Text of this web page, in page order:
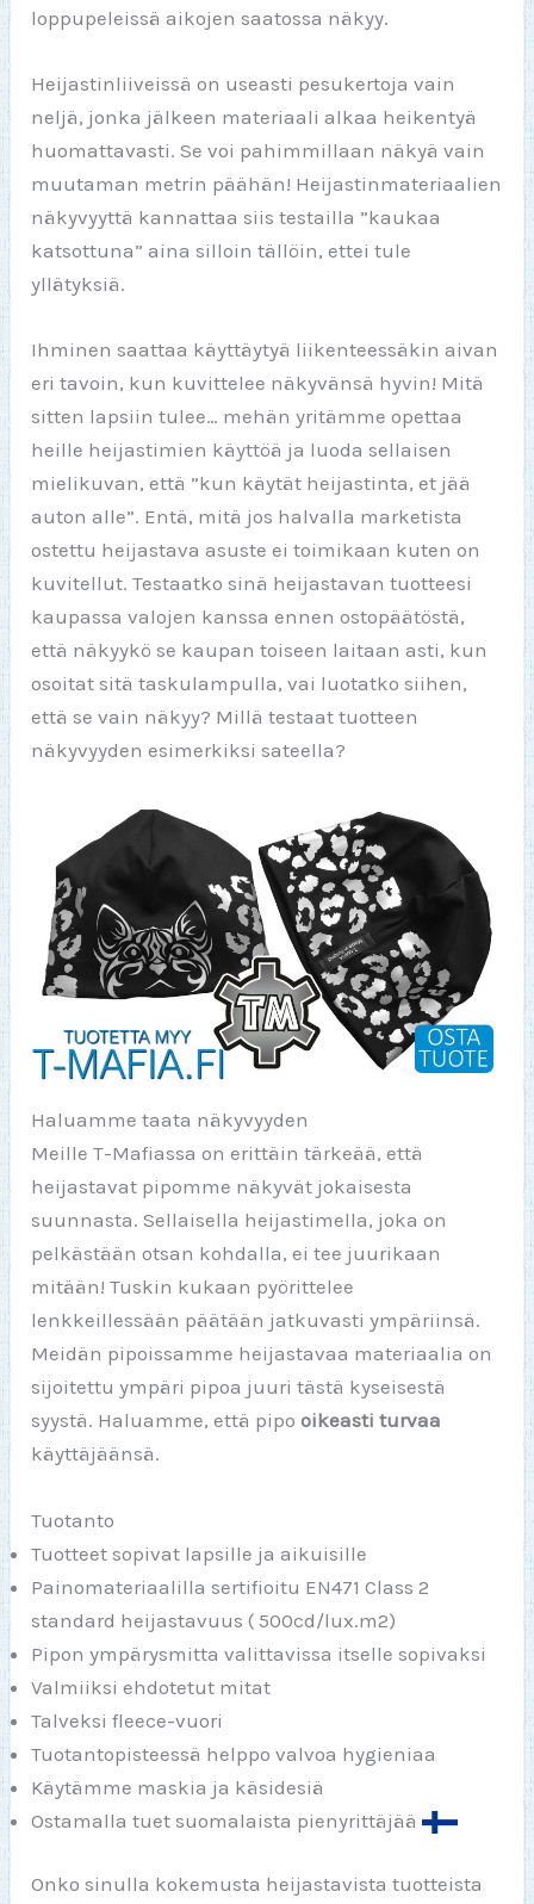
loppupeleissä aikojen saatossa näkyy.
Heijastinliiveissä on useasti pesukertoja vain
neljä, jonka jälkeen materiaali alkaa heikentyä
huomattavasti. Se voi pahimmillaan näkyä vain
muutaman metrin päähän! Heijastinmateriaalien
näkyvyyttä kannattaa siis testailla ”kaukaa
katsottuna” aina silloin tällöin, ettei tule
yllätyksiä.
Ihminen saattaa käyttäytyä liikenteessäkin aivan
eri tavoin, kun kuvittelee näkyvänsä hyvin! Mitä
sitten lapsiin tulee… mehän yritämme opettaa
heille heijastimien käyttöä ja luoda sellaisen
mielikuvan, että ”kun käytät heijastinta, et jää
auton alle”. Entä, mitä jos halvalla marketista
ostettu heijastava asuste ei toimikaan kuten on
kuvitellut. Testaatko sinä heijastavan tuotteesi
kaupassa valojen kanssa ennen ostopäätöstä,
että näkyykö se kaupan toiseen laitaan asti, kun
osoitat sitä taskulampulla, vai luotatko siihen,
että se vain näkyy? Millä testaat tuotteen
näkyvyyden esimerkiksi sateella?
Haluamme taata näkyvyyden
Meille T-Mafiassa on erittäin tärkeää, että
heijastavat pipomme näkyvät jokaisesta
suunnasta. Sellaisella heijastimella, joka on
pelkästään otsan kohdalla, ei tee juurikaan
mitään! Tuskin kukaan pyörittelee
lenkkeillessään päätään jatkuvasti ympäriinsä.
Meidän pipoissamme heijastavaa materiaalia on
sijoitettu ympäri pipoa juuri tästä kyseisestä
syystä. Haluamme, että pipooikeasti turvaa
käyttäjäänsä.
Tuotanto
Tuotteet sopivat lapsille ja aikuisille
Painomateriaalilla sertifioitu EN471 Class 2
standard heijastavuus ( 500cd/lux.m2)
Pipon ympärysmitta valittavissa itselle sopivaksi
Valmiiksi ehdotetut mitat
Talveksi fleece-vuori
Tuotantopisteessä helppo valvoa hygieniaa
Käytämme maskia ja käsidesiä
Ostamalla tuet suomalaista pienyrittäjää
Onko sinulla kokemusta heijastavista tuotteista